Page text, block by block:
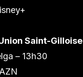
Saint-Gilloise
– 13h30